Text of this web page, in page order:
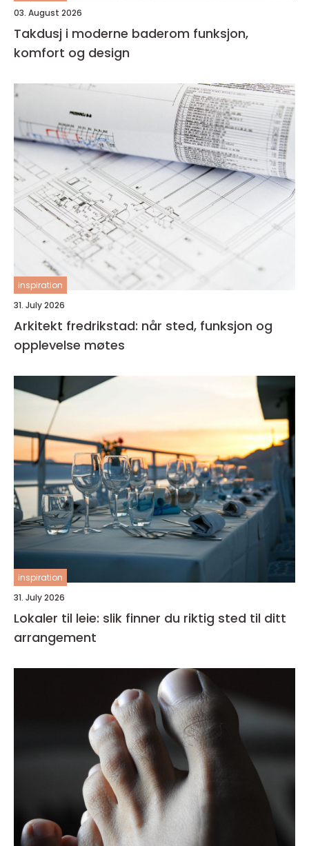
03. August 2026
Takdusj i moderne baderom funksjon,
komfort og design
inspiration
31. July 2026
Arkitekt fredrikstad: når sted, funksjon og
opplevelse møtes
inspiration
31. July 2026
Lokaler til leie: slik finner du riktig sted til ditt
arrangement